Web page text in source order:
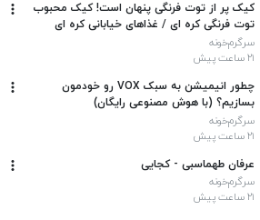
کیک پر از توت فرنگی پنهان است! کیک محبوب
توت فرنگی کره ای / غذاهای خیابانی کره ای
سرگرم‌خونه
۲۱ ساعت پیش
چطور انیمیشن به سبک VOX رو خودمون
بسازیم؟ (با هوش مصنوعی رایگان)
سرگرم‌خونه
۲۱ ساعت پیش
عرفان طهماسبی - کجایی
سرگرم‌خونه
۲۱ ساعت پیش